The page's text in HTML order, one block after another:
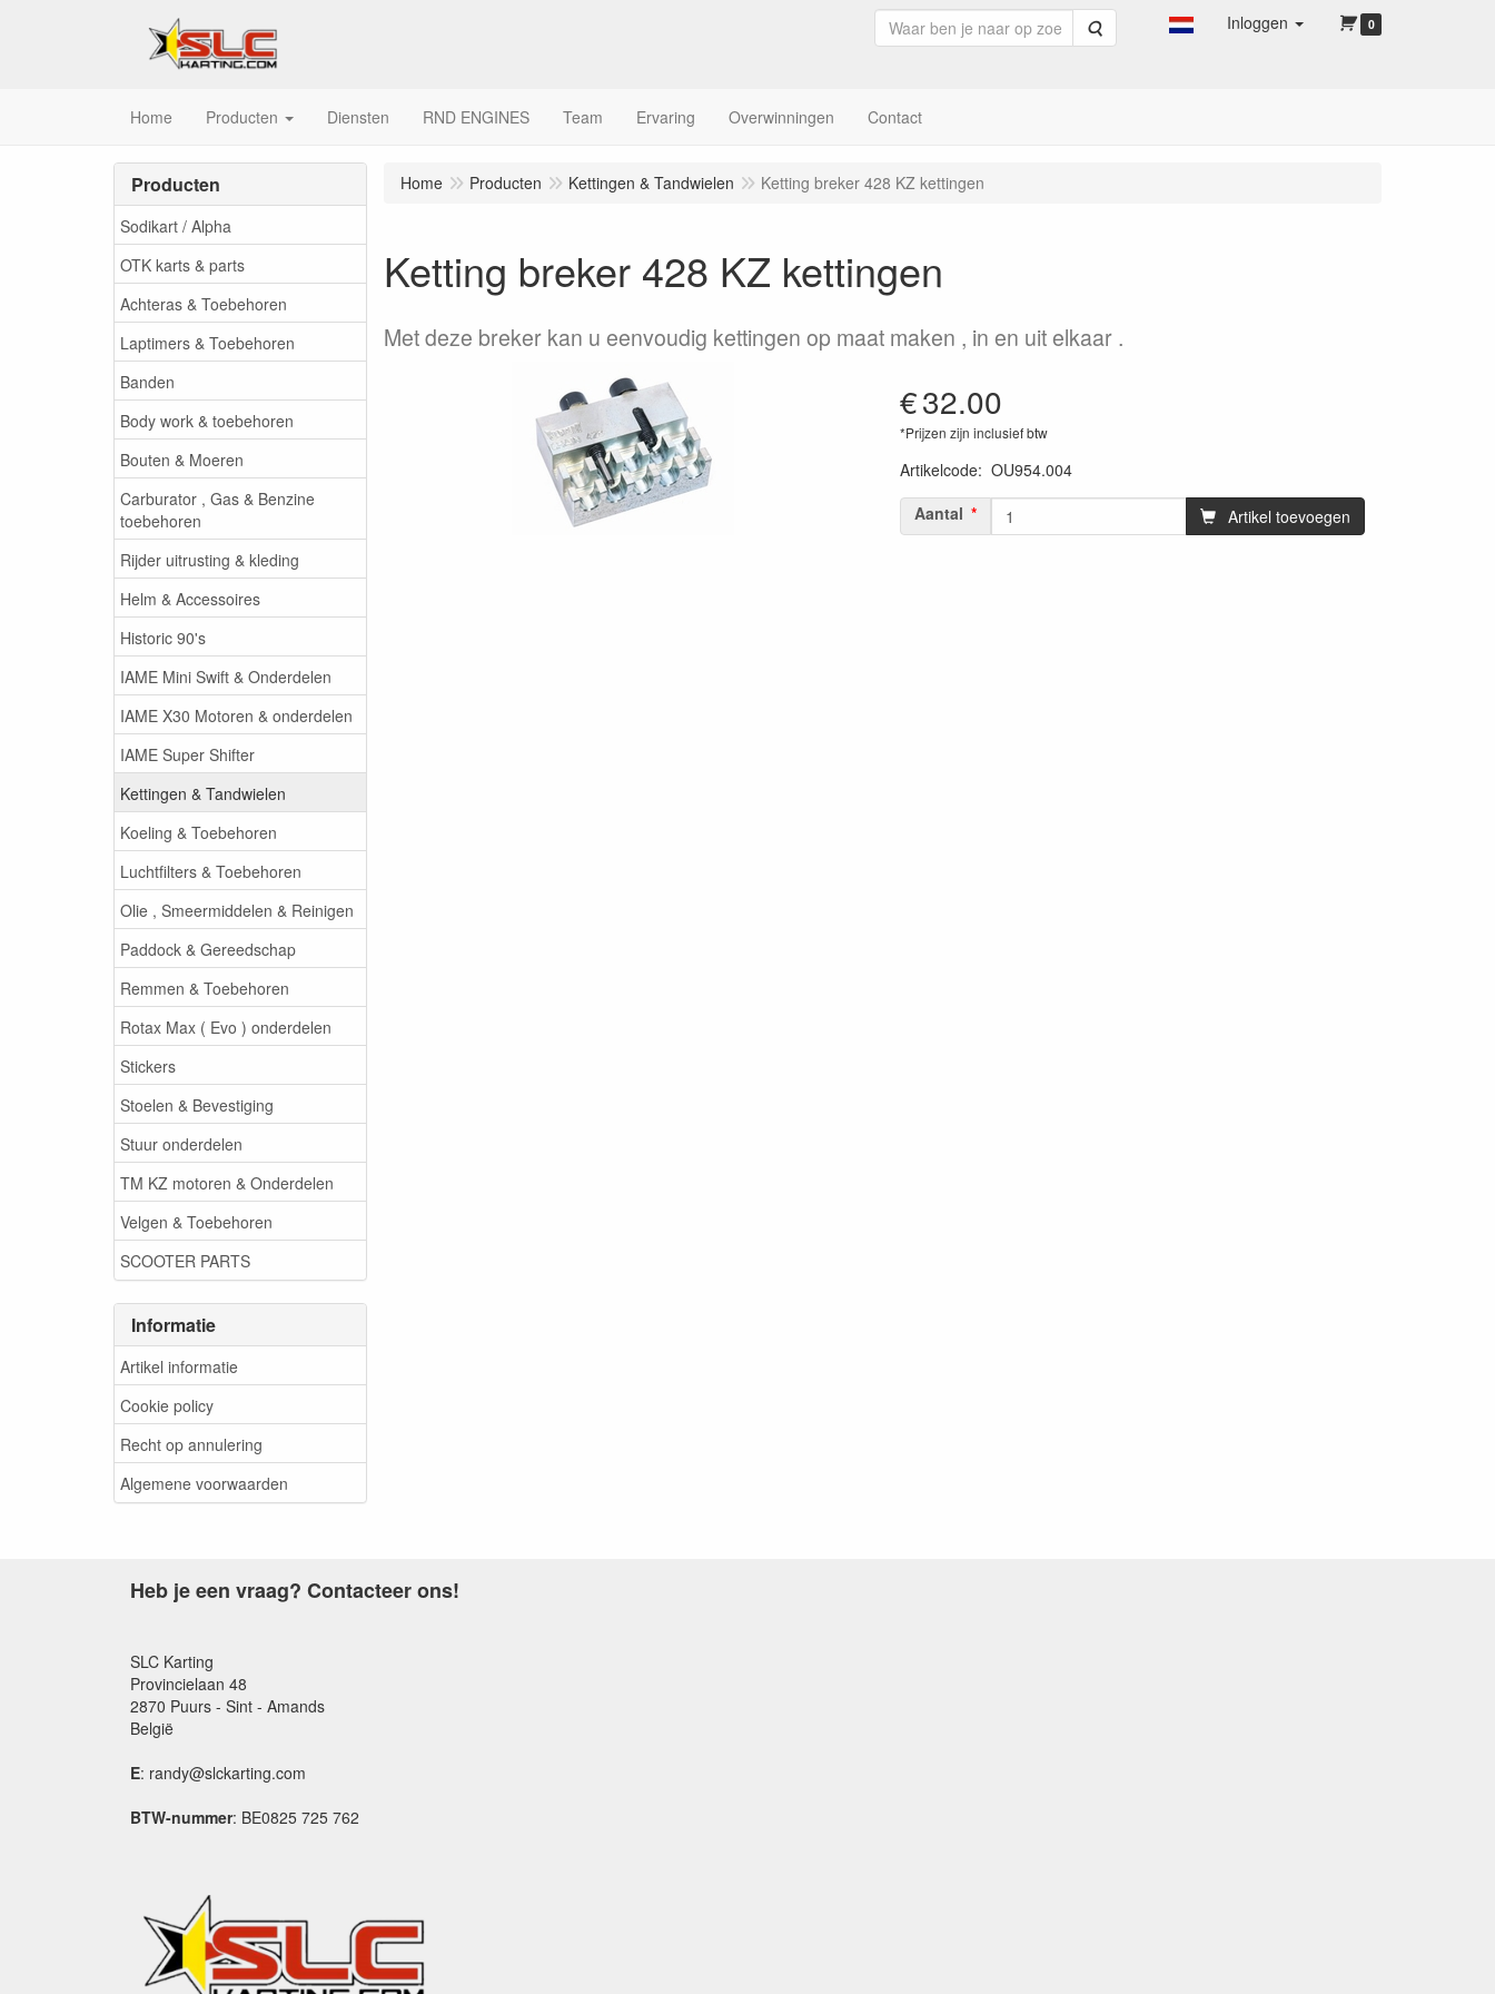
Zoeken Inloggen 0
Home Producten Diensten RND ENGINES Team Ervaring Overwinningen Contact
Producten
Sodikart / Alpha
OTK karts & parts
Achteras & Toebehoren
Laptimers & Toebehoren
Banden
Body work & toebehoren
Bouten & Moeren
Carburator , Gas & Benzine
toebehoren
Rijder uitrusting & kleding
Helm & Accessoires
Historic 90's
IAME Mini Swift & Onderdelen
IAME X30 Motoren & onderdelen
IAME Super Shifter
Kettingen & Tandwielen
Koeling & Toebehoren
Luchtfilters & Toebehoren
Olie , Smeermiddelen & Reinigen
Paddock & Gereedschap
Remmen & Toebehoren
Rotax Max ( Evo ) onderdelen
Stickers
Stoelen & Bevestiging
Stuur onderdelen
TM KZ motoren & Onderdelen
Velgen & Toebehoren
SCOOTER PARTS
Informatie
Artikel informatie
Cookie policy
Recht op annulering
Algemene voorwaarden
Home Producten Kettingen & Tandwielen Ketting breker 428 KZ kettingen
Ketting breker 428 KZ kettingen
Met deze breker kan u eenvoudig kettingen op maat maken , in en uit elkaar .
€32.00
*Prijzen zijn inclusief btw
Artikelcode: OU954.004
Aantal
Artikel toevoegen
Heb je een vraag? Contacteer ons!
SLC Karting
Provincielaan 48
2870 Puurs - Sint - Amands
België
E: randy@slckarting.com
BTW-nummer: BE0825 725 762